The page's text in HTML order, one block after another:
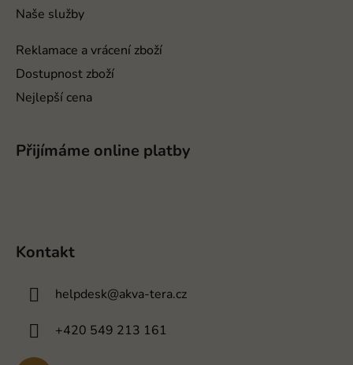
Naše služby
Reklamace a vrácení zboží
Dostupnost zboží
Nejlepší cena
Přijímáme online platby
Kontakt
helpdesk@akva-tera.cz
+420 549 213 161